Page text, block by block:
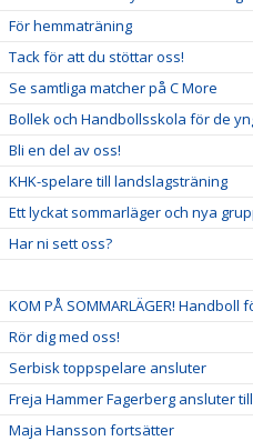
För hemmaträning
Tack för att du stöttar oss!
Se samtliga matcher på C More
Bollek och Handbollsskola för de
Bli en del av oss!
KHK-spelare till landslagsträning
Ett lyckat sommarläger och nya
Har ni sett oss?
KOM PÅ SOMMARLÄGER! Handboll
Rör dig med oss!
Serbisk toppspelare ansluter
Freja Hammer Fagerberg ansluter
Maja Hansson fortsätter